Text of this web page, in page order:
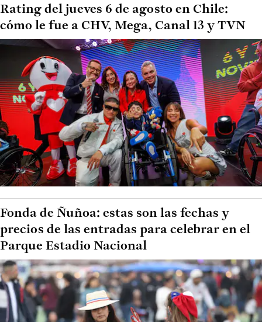
Rating del jueves 6 de agosto en Chile:
cómo le fue a CHV, Mega, Canal 13 y TVN
Fonda de Ñuñoa: estas son las fechas y
precios de las entradas para celebrar en el
Parque Estadio Nacional